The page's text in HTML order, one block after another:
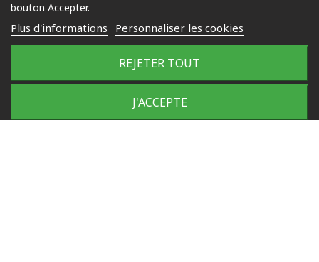
Outdoor
© 2025 Tous droits réservés
Plan du site
bouton Accepter.
Plus d'informations Personnaliser les cookies
REJETER TOUT
J'ACCEPTE